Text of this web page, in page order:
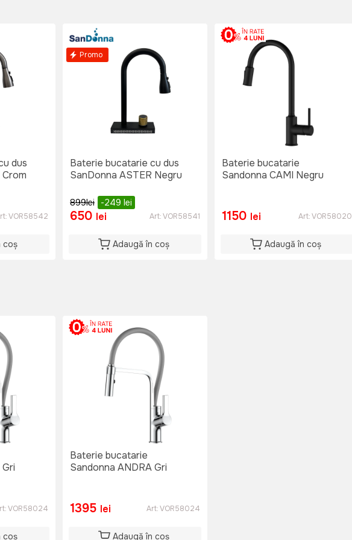
dus
VOR58542
coș
Promo
Baterie bucatarie cu dus
SanDonna ASTER Negru
899lei -249 lei
650 lei Art:VOR58541
Adaugă în coș
Baterie bucatarie
Sandonna CAMI Negru
1150 lei Art:VOR58020
Adaugă în coș
VOR58024
coș
Baterie bucatarie
Sandonna ANDRA Gri
1395 lei Art:VOR58024
Adaugă în coș